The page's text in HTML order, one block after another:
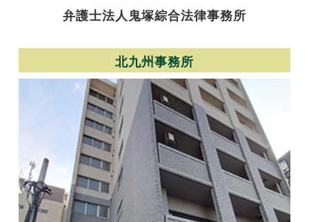
弁護士法人 鬼塚綜合法律事務所
北九州事務所